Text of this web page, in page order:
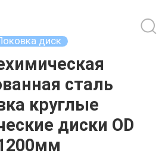
диск
сталь
круглые
диски OD